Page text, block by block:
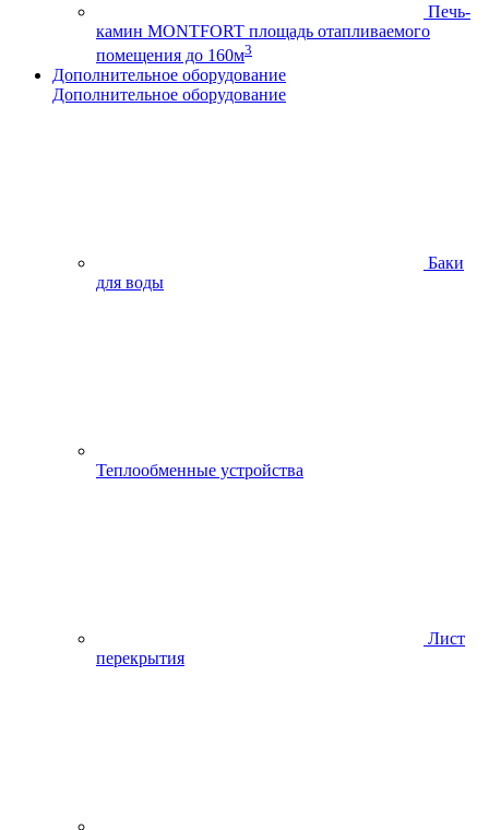
Печь-
камин MONTFORT площадь отапливаемого
помещения до 160м3
Дополнительное оборудование
Дополнительное оборудование
Баки
для воды
Теплообменные устройства
Лист
перекрытия